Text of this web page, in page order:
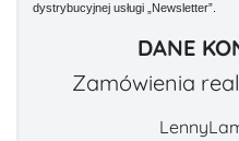
dystrybucyjnej usługi „Newsletter”.
DANE
Zamówienia